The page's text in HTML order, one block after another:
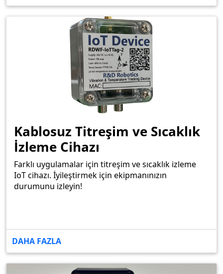
Kablosuz Titreşim ve Sıcaklık
İzleme Cihazı
Farklı uygulamalar için titreşim ve sıcaklık izleme
IoT cihazı. İyileştirmek için ekipmanınızın
durumunu izleyin!
DAHA FAZLA